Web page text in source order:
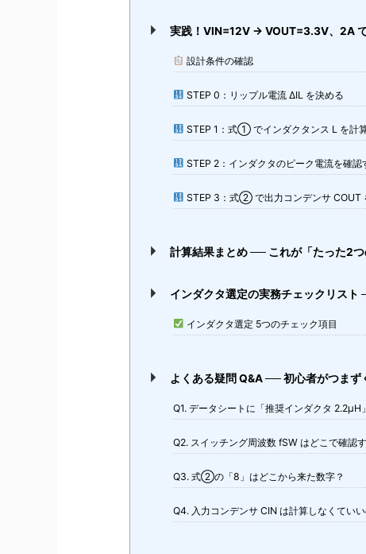
実践！VIN=12V → VOUT=3.3V、2A
設計条件の確認
STEP 0：リップル電流 ΔIL を決める
STEP 1：式① でインダクタンス L を計
STEP 2：インダクタのピーク電流を確認
STEP 3：式② で出力コンデンサ COUT
計算結果まとめ ── これが「たった2つ
インダクタ選定の実務チェックリスト
インダクタ選定 5つのチェック項目
よくある疑問 Q&A ── 初心者がつまず
Q1. データシートに「推奨インダクタ
Q2. スイッチング周波数 fSW はどこで確認
Q3. 式②の「8」はどこから来た数字？
Q4. 入力コンデンサ CIN は計算しなくていい